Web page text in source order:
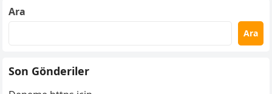
Ara
Ara
Son Gönderiler